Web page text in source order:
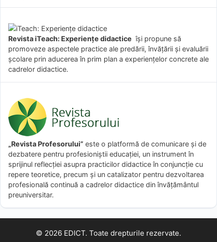
Revista iTeach: Experienţe didactice îşi propune să
promoveze aspectele practice ale predării, învăţării şi evaluării
şcolare prin aducerea în prim plan a experienţelor concrete ale
cadrelor didactice.
„Revista Profesorului” este o platformă de comunicare și de
dezbatere pentru profesioniștii educației, un instrument în
sprijinul reflecției asupra practicilor didactice în conjuncție cu
repere teoretice, precum și un catalizator pentru dezvoltarea
profesională continuă a cadrelor didactice din învățământul
preuniversitar.
© 2026 EDICT. Toate drepturile rezervate.